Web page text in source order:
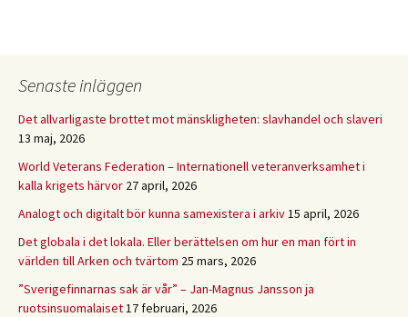
Senaste inläggen
Det allvarligaste brottet mot mänskligheten: slavhandel och slaveri
13 maj, 2026
World Veterans Federation – Internationell veteranverksamhet i
kalla krigets härvor 27 april, 2026
Analogt och digitalt bör kunna samexistera i arkiv15 april, 2026
Det globala i det lokala. Eller berättelsen om hur en man fört in
världen till Arken och tvärtom 25 mars, 2026
”Sverigefinnarnas sak är vår” – Jan-Magnus Jansson ja
ruotsinsuomalaiset17 februari, 2026